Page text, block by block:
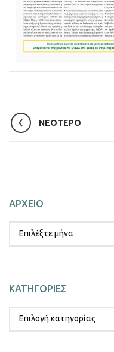
ΝΕΟΤΕΡΟ
ΑΡΧΕΙΟ
ΚΑΤΗΓΟΡΙΕΣ